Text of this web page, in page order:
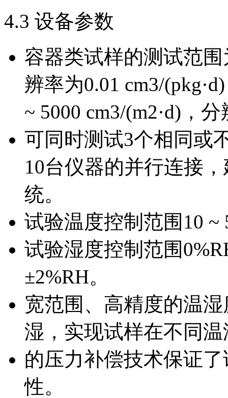
4.3 设备参数
容器类试样的测试范围
辨率为0.01 cm3/
~ 5000 cm3/(m2·d)，
可同时测试3个相同或
10台仪器的并行连接
统。
试验温度控制范围10
试验湿度控制范围
±2%RH。
宽范围、高精度的温
湿，实现试样在不同
的压力补偿技术保证
性。